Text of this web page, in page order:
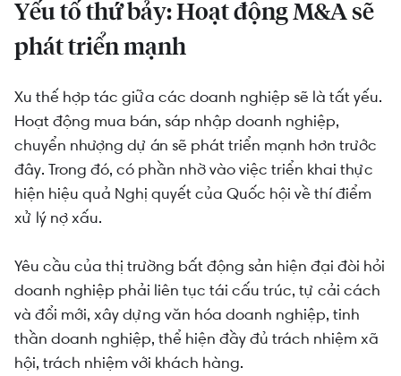
Yếu tố thứ bảy: Hoạt động M&A sẽ
phát triển mạnh
Xu thế hợp tác giữa các doanh nghiệp sẽ là tất yếu.
Hoạt động mua bán, sáp nhập doanh nghiệp,
chuyển nhượng dự án sẽ phát triển mạnh hơn trước
đây. Trong đó, có phần nhờ vào việc triển khai thực
hiện hiệu quả Nghị quyết của Quốc hội về thí điểm
xử lý nợ xấu.
Yêu cầu của thị trường bất động sản hiện đại đòi hỏi
doanh nghiệp phải liên tục tái cấu trúc, tự cải cách
và đổi mới, xây dựng văn hóa doanh nghiệp, tinh
thần doanh nghiệp, thể hiện đầy đủ trách nhiệm xã
hội, trách nhiệm với khách hàng.